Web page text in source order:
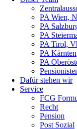
PA Wien,
PA
PA
PA Tirol,
PA Kärnten
PA
Dafür stehen wir
Service
FCG
Recht
Pension
Post Sozial